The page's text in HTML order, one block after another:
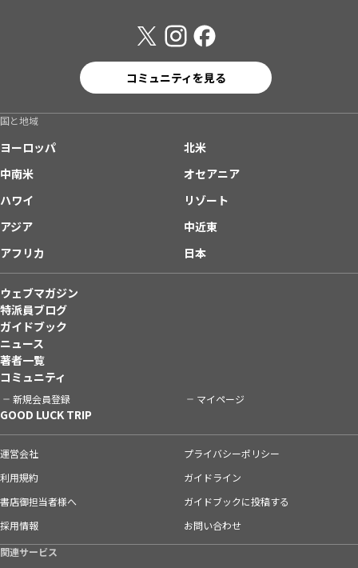
コミュニティを見る
国と地域
ヨーロッパ
北米
中南米
オセアニア
ハワイ
リゾート
アジア
中近東
アフリカ
日本
ウェブマガジン
特派員ブログ
ガイドブック
ニュース
著者一覧
コミュニティ
新規会員登録 マイページ
GOOD LUCK TRIP
運営会社
プライバシーポリシー
利用規約
ガイドライン
書店御担当者様へ
ガイドブックに投稿する
採用情報
お問い合わせ
関連サービス